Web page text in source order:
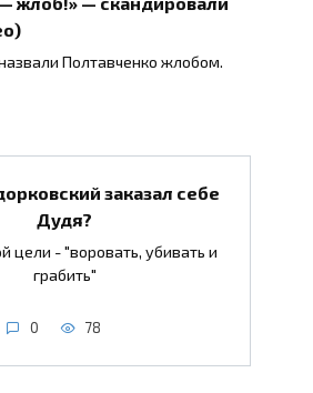
Полтавченко жлобом.
заказал себе
Дудя?
цели - "воровать, убивать и
грабить"
0 78